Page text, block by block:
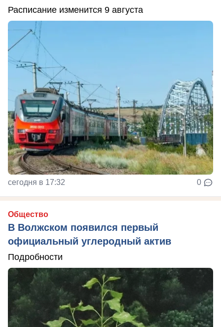
Расписание изменится 9 августа
сегодня в 17:32 0
Общество
В Волжском появился первый
официальный углеродный актив
Подробности